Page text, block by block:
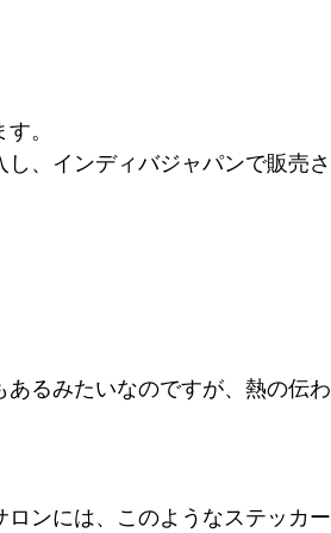
。
、インディバジャパンで販売さ
るみたいなのですが、熱の伝わ
ンには、このようなステッカー